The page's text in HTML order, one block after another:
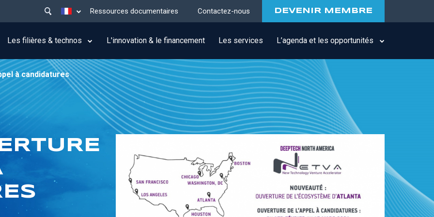
Lister les actions supplémentaires
menu
top
Ressources documentaires Contactez-nous DEVENIR MEMBRE
Les filières & technos L'innovation & le financement Les services L’agenda et les opportunités
à candidatures